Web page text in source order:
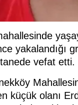
yakalandığı
vefat
küçük olanı